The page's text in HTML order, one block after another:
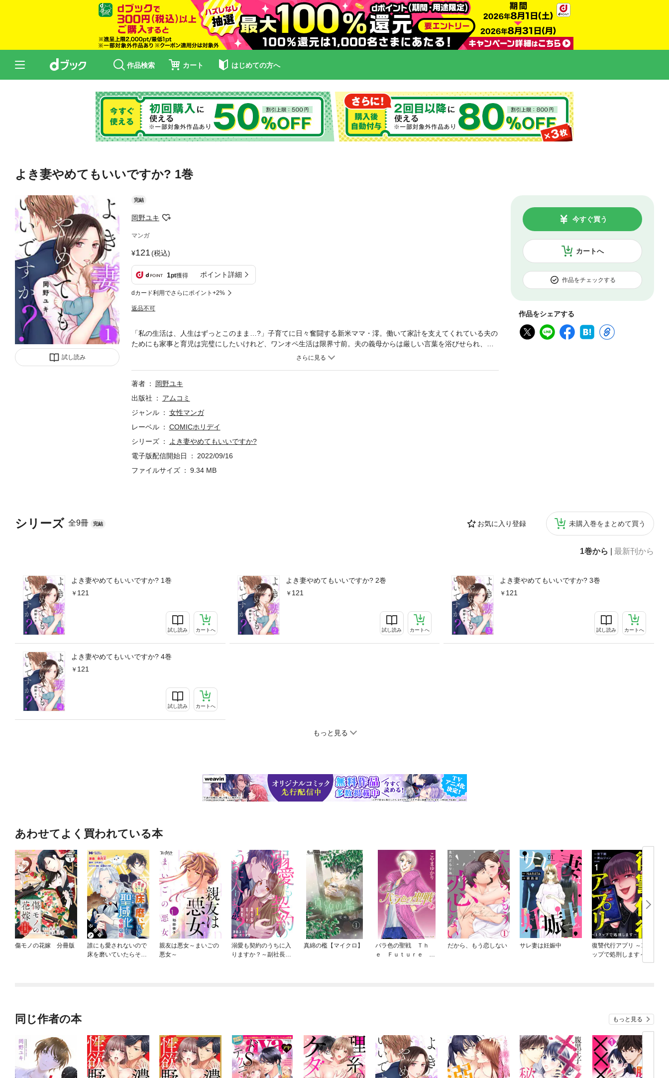
作品検索 カート はじめての方へ
よき妻やめてもいいですか? 1巻
試し読み
完結
岡野ユキ
マンガ
121(税込)
1pt獲得 ポイント詳細
dカード利用でさらにポイント+2%
返品不可
カートへ
今すぐ買う
作品をチェックする
作品をシェアする
シリーズ 全9冊 完結 お気に入り登録 未購入巻をまとめて買う
1巻から 最新刊から
よき妻やめてもいいですか? 1巻
121
試し読み カートへ
よき妻やめてもいいですか? 2巻
121
試し読み カートへ
よき妻やめてもいいですか? 3巻
121
試し読み カートへ
よき妻やめてもいいですか? 4巻
121
試し読み カートへ
もっと見る
「私の生活は、人生はずっとこのまま…?」子育てに日々奮闘する新米ママ・澪。働いて家計を支えてくれている夫の
ためにも家事と育児は完璧にしたいけれど、ワンオペ生活は限界寸前。夫の義母からは厳しい言葉を浴びせられ、独
身の友人に育児のダメ出しをされ、ストレスが積み重なった澪はつい子供に──。
著者
岡野ユキ
出版社
アムコミ
ジャンル
女性マンガ
レーベル
COMICホリデイ
シリーズ
よき妻やめてもいいですか?
電子版配信開始日
2022/09/16
ファイルサイズ
9.34 MB
あわせてよく買われている本
傷モノの花嫁 分冊版
誰にも愛されないので
床を磨いていたらそこ
親友は悪女～まいごの
悪女～
溺愛も契約のうちに入
りますか？～副社長の
真綿の檻【マイクロ】
バラ色の聖戦 Ｔｈ
ｅ Ｆｕｔｕｒｅ ｉ
だから、もう恋しない サレ妻は妊娠中
復讐代行アプリ ～1タ
ップで処刑します～
同じ作者の本 もっと見る